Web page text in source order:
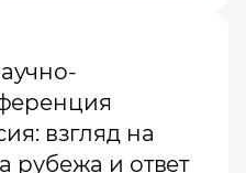
взгляд на
рубежа и ответ